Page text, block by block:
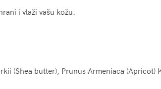
i vlaži vašu kožu.
(Shea butter), Prunus Armeniaca (Apricot)